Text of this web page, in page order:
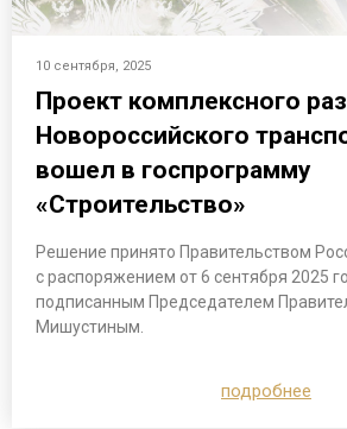
10 сентября, 2025
Проект комплексного
Новороссийского
вошел в госпрограмму
«Строительство»
Решение принято Правительством
с распоряжением от 6 сентября 2025
подписанным Председателем
Мишустиным.
подробнее